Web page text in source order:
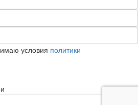
условия политики